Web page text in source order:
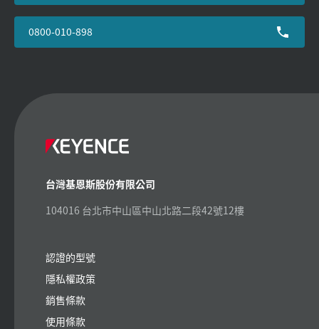
0800-010-898
台灣基恩斯股份有限公司
104016 台北市中山區中山北路二段42號12樓
認證的型號
隱私權政策
銷售條款
使用條款